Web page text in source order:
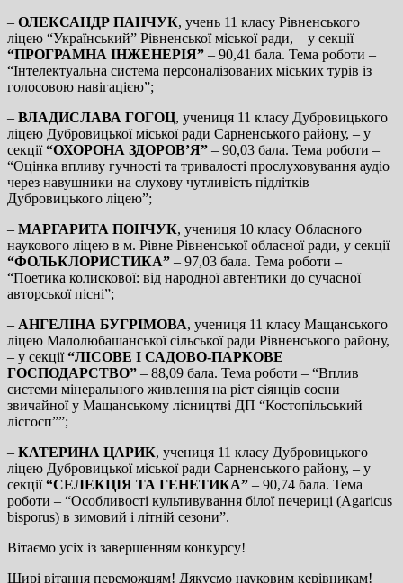
– ОЛЕКСАНДР ПАНЧУК, учень 11 класу Рівненського
ліцею “Український” Рівненської міської ради, – у секції
“ПРОГРАМНА ІНЖЕНЕРІЯ” – 90,41 бала. Тема роботи –
“Інтелектуальна система персоналізованих міських турів із
голосовою навігацією”;
– ВЛАДИСЛАВА ГОГОЦ, учениця 11 класу Дубровицького
ліцею Дубровицької міської ради Сарненського району, – у
секції“ОХОРОНА ЗДОРОВ’Я” – 90,03 бала. Тема роботи –
“Оцінка впливу гучності та тривалості прослуховування аудіо
через навушники на слухову чутливість підлітків
Дубровицького ліцею”;
– МАРГАРИТА ПОНЧУК, учениця 10 класу Обласного
наукового ліцею в м. Рівне Рівненської обласної ради, у cекції
“ФОЛЬКЛОРИСТИКА” – 97,03 бала. Тема роботи –
“Поетика колискової: від народної автентики до сучасної
авторської пісні”;
– АНГЕЛІНА БУГРІМОВА, учениця 11 класу Мащанського
ліцею Малолюбашанської сільської ради Рівненського району,
– у секції“ЛІСОВЕ І САДОВО-ПАРКОВЕ
ГОСПОДАРСТВО” – 88,09 бала. Тема роботи – “Вплив
системи мінерального живлення на ріст сіянців сосни
звичайної у Мащанському лісництві ДП “Костопільський
лісгосп””;
– КАТЕРИНА ЦАРИК, учениця 11 класу Дубровицького
ліцею Дубровицької міської ради Сарненського району, – у
секції“СЕЛЕКЦІЯ ТА ГЕНЕТИКА” – 90,74 бала. Тема
роботи – “Особливості культивування білої печериці (Agaricus
bisporus) в зимовий і літній сезони”.
Вітаємо усіх із завершенням конкурсу!
Щирі вітання переможцям! Дякуємо науковим керівникам!